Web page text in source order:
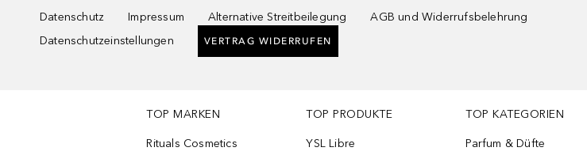
Datenschutz Impressum Alternative Streitbeilegung
AGB und Widerrufsbelehrung
Datenschutzeinstellungen
VERTRAG WIDERRUFEN
TOP MARKEN
Rituals Cosmetics
TOP PRODUKTE
YSL Libre
TOP KATEGORIEN
Parfum & Düfte